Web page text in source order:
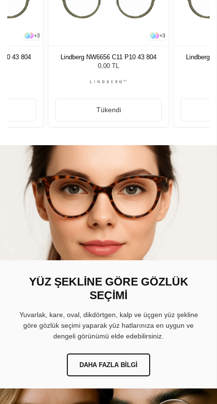
+3
43 804
+3
Lindberg NW6656 C11 P10 43 804
0,00 TL
Tükendi
Lindberg
YÜZ ŞEKLİNE GÖRE GÖZLÜK
SEÇİMİ
Yuvarlak, kare, oval, dikdörtgen, kalp ve üçgen yüz şekline
göre gözlük seçimi yaparak yüz hatlarınıza en uygun ve
dengeli görünümü elde edebilirsiniz.
DAHA FAZLA BILGI